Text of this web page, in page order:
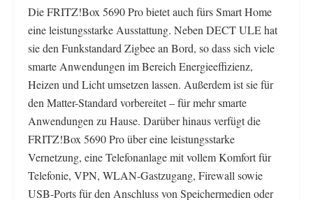
Die FRITZ!Box 5690 Pro bietet auch fürs Smart Home
eine leistungsstarke Ausstattung. Neben DECT ULE hat
sie den Funkstandard Zigbee an Bord, so dass sich viele
smarte Anwendungen im Bereich Energieeffizienz,
Heizen und Licht umsetzen lassen. Außerdem ist sie für
den Matter-Standard vorbereitet – für mehr smarte
Anwendungen zu Hause. Darüber hinaus verfügt die
FRITZ!Box 5690 Pro über eine leistungsstarke
Vernetzung, eine Telefonanlage mit vollem Komfort für
Telefonie, VPN, WLAN-Gastzugang, Firewall sowie
USB-Ports für den Anschluss von Speichermedien oder